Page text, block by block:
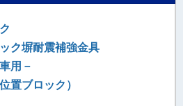
ク塀耐震補強金具
用－
置ブロック）